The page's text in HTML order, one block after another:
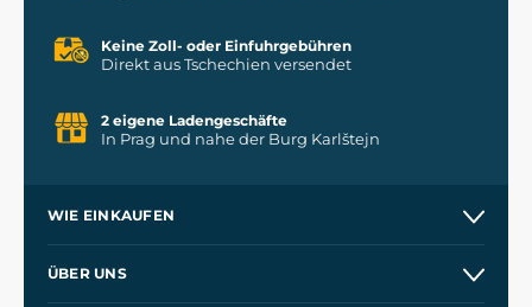
Keine Zoll- oder Einfuhrgebühren
Direkt aus Tschechien versendet
2 eigene Ladengeschäfte
In Prag und nahe der Burg Karlštejn
WIE EINKAUFEN
ÜBER UNS